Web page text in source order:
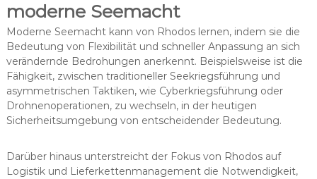
moderne Seemacht
Moderne Seemacht kann von Rhodos lernen, indem sie die
Bedeutung von Flexibilität und schneller Anpassung an sich
verändernde Bedrohungen anerkennt. Beispielsweise ist die
Fähigkeit, zwischen traditioneller Seekriegsführung und
asymmetrischen Taktiken, wie Cyberkriegsführung oder
Drohnenoperationen, zu wechseln, in der heutigen
Sicherheitsumgebung von entscheidender Bedeutung.
Darüber hinaus unterstreicht der Fokus von Rhodos auf
Logistik und Lieferkettenmanagement die Notwendigkeit,